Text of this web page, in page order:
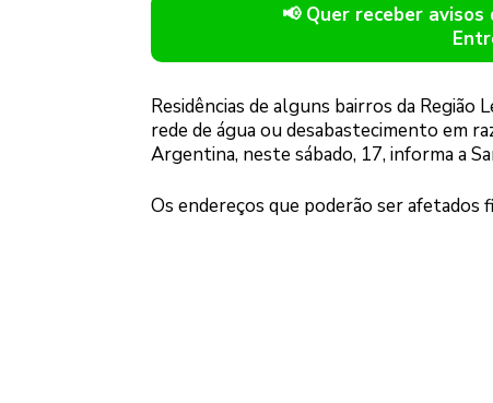
📢 Quer receber avisos
Residências de alguns bairros da
rede de água ou desabastecimento em
Argentina, neste sábado, 17, informa a
Os endereços que poderão ser afetados